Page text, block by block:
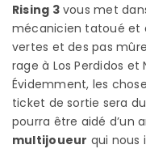
Rising 3vous met
mécanicien tatoué et
vertes et des pas
rage à Los Perdidos et
Évidemment, les
ticket de sortie sera
pourra être aidé d’un
multijoueur qui nous